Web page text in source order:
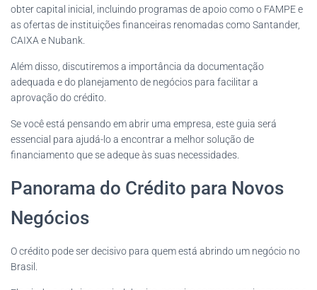
obter capital inicial, incluindo programas de apoio como o FAMPE e
as ofertas de instituições financeiras renomadas como Santander,
CAIXA e Nubank.
Além disso, discutiremos a importância da documentação
adequada e do planejamento de negócios para facilitar a
aprovação do crédito.
Se você está pensando em abrir uma empresa, este guia será
essencial para ajudá-lo a encontrar a melhor solução de
financiamento que se adeque às suas necessidades.
Panorama do Crédito para Novos
Negócios
O crédito pode ser decisivo para quem está abrindo um negócio no
Brasil.